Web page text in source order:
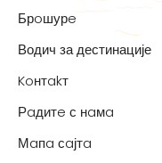
Брoшурe
Водич за дестинације
Koнтakт
Рaдитe с нaмa
Мaпa сaјтa